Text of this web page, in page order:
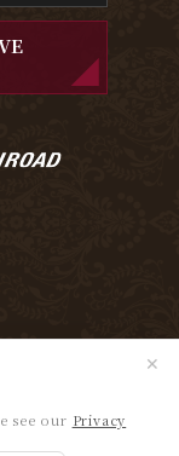
see our Privacy
✕